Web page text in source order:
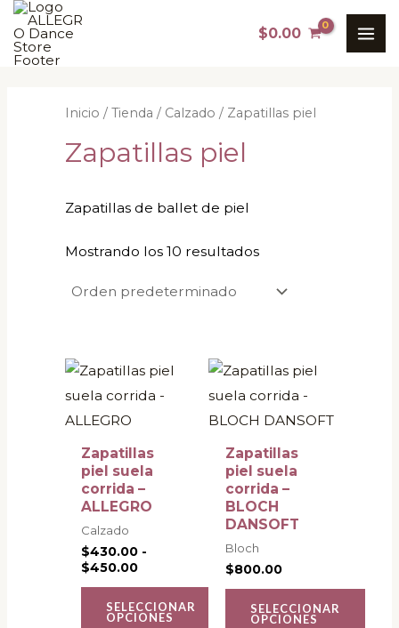
contenido
$0.00
Inicio / Tienda / Calzado / Zapatillas piel
Zapatillas piel
Zapatillas de ballet de piel
Mostrando los 10 resultados
Zapatillas
piel suela
corrida –
ALLEGRO
Calzado
$430.00 -
$450.00
Rango
de
precios:
$450.00
SELECCIONAR
OPCIONES
Este
producto
tiene
múltiples
variantes.
Las
se
pueden
Zapatillas
piel suela
corrida –
BLOCH
DANSOFT
Bloch
$800.00
SELECCIONAR
OPCIONES
Este
producto
tiene
múltiples
variantes.
Las
opciones
se
pueden
elegir